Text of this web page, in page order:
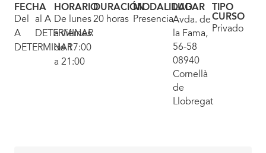
FECHA
Del
A
DETERMINAR
al A
DETERMINAR
HORARIO
De lunes
a viernes
de 17:00
a 21:00
DURACIÓN
20 horas
MODALIDAD
Presencial
LUGAR
Avda. de
la Fama,
56-58
08940
Cornellà
de
Llobregat
TIPO
CURSO
Privado